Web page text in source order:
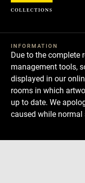
INFORMATION
Due to the complete
management tools,
displayed in our
rooms in which
up to date. We
caused while normal
Download
Next
Previous
Cookies management